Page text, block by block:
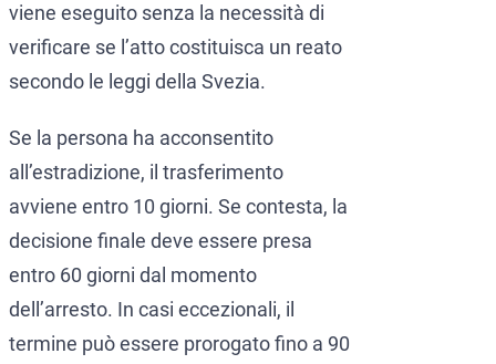
viene eseguito senza la necessità di
verificare se l’atto costituisca un reato
secondo le leggi della Svezia.
Se la persona ha acconsentito
all’estradizione, il trasferimento
avviene entro 10 giorni. Se contesta, la
decisione finale deve essere presa
entro 60 giorni dal momento
dell’arresto. In casi eccezionali, il
termine può essere prorogato fino a 90